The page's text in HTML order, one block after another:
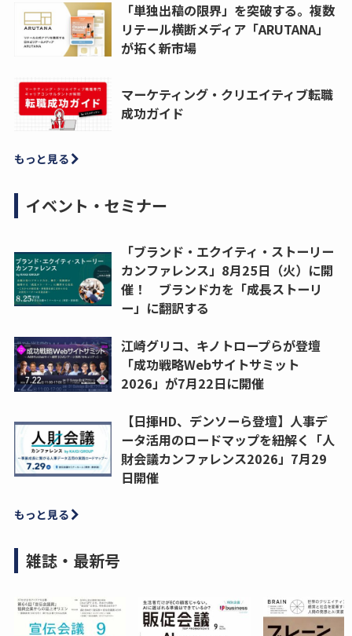
「単独出稿の限界」を突破する。複数
リテール横断メディア「ARUTANA」
が拓く新市場
マーケティング・クリエイティブ転職
成功ガイド
もっと見る
イベント・セミナー
「ブランド・エクイティ・ストーリー
カンファレンス」8月25日（火）に開
催！ ブランド力を「成長ストーリ
ー」に翻訳する
江崎グリコ、キノトロープらが登壇
「成功戦略Webサイトサミット
2026」が7月22日に開催
【日揮HD、デンソーら登壇】人事デ
ータ活用のロードマップを紐解く「人
財会議カンファレンス2026」7月29
日開催
もっと見る
雑誌・最新号